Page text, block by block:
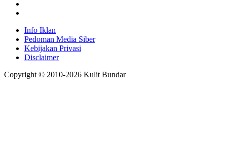
Info Iklan
Pedoman Media Siber
Kebijakan Privasi
Disclaimer
Copyright © 2010-2026 Kulit Bundar